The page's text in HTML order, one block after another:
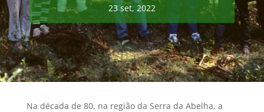
23 set, 2022
Na década de 80, na região da Serra da Abelha, a